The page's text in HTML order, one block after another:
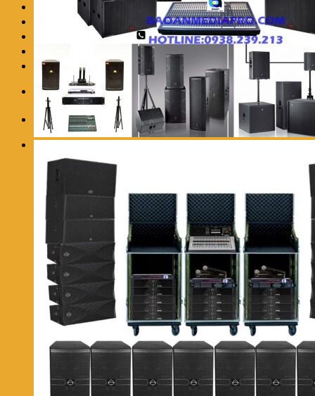
DỊCH VỤ TRANG TRÍ KHAI TRƯƠNG
DỊCH VỤ NHÂN SỰ SỰ KIỆN
CHO THUÊ ÂM THANH ÁNH SÁNG
BÁO GIÁ
Giỏ hàng
Chưa có sản phẩm trong giỏ hàng.